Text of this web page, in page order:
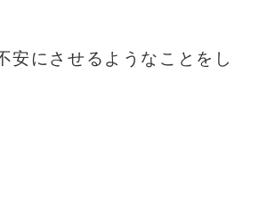
安にさせるようなことをし